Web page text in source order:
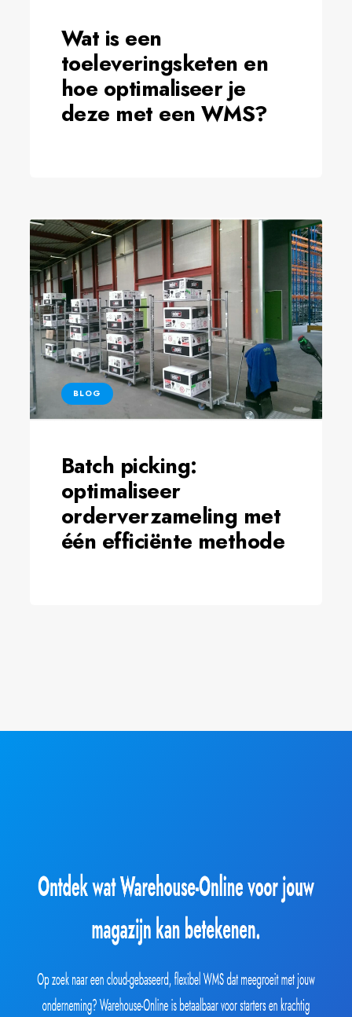
Wat is een
toeleveringsketen en
hoe optimaliseer je
deze met een WMS?
BLOG
Batch picking:
optimaliseer
orderverzameling met
één efficiënte methode